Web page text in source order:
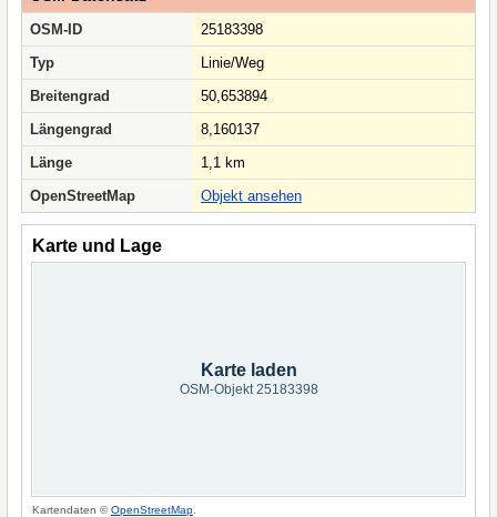
OSM-ID
25183398
Typ
Linie/Weg
Breitengrad
50,653894
Längengrad
8,160137
Länge
1,1 km
OpenStreetMap
Objekt ansehen
Karte und Lage
Karte laden
OSM-Objekt 25183398
Kartendaten ©OpenStreetMap